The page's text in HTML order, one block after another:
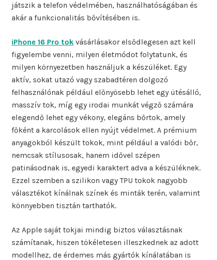
játszik a telefon védelmében, használhatóságában és
akár a funkcionalitás bővítésében is.
iPhone 16 Pro tok vásárlásakor elsődlegesen azt kell
figyelembe venni, milyen életmódot folytatunk, és
milyen környezetben használjuk a készüléket. Egy
aktív, sokat utazó vagy szabadtéren dolgozó
felhasználónak például előnyösebb lehet egy ütésálló,
masszív tok, míg egy irodai munkát végző számára
elegendő lehet egy vékony, elegáns bőrtok, amely
főként a karcolások ellen nyújt védelmet. A prémium
anyagokból készült tokok, mint például a valódi bőr,
nemcsak stílusosak, hanem idővel szépen
patinásodnak is, egyedi karaktert adva a készüléknek.
Ezzel szemben a szilikon vagy TPU tokok nagyobb
választékot kínálnak színek és minták terén, valamint
könnyebben tisztán tarthatók.
Az Apple saját tokjai mindig biztos választásnak
számítanak, hiszen tökéletesen illeszkednek az adott
modellhez, de érdemes más gyártók kínálatában is